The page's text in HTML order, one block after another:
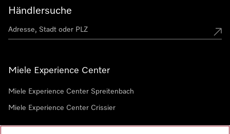
Händlersuche
Miele Experience Center
Miele Experience Center Spreitenbach
Miele Experience Center Crissier